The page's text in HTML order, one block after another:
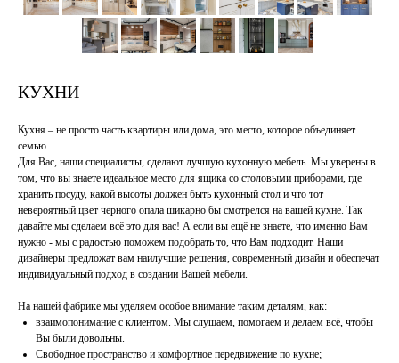
КУХНИ
Кухня – не просто часть квартиры или дома, это место, которое объединяет
семью.
Для Вас, наши специалисты, сделают лучшую кухонную мебель. Мы уверены в
том, что вы знаете идеальное место для ящика со столовыми приборами, где
хранить посуду, какой высоты должен быть кухонный стол и что тот
невероятный цвет черного опала шикарно бы смотрелся на вашей кухне. Так
давайте мы сделаем всё это для вас! А если вы ещё не знаете, что именно Вам
нужно - мы с радостью поможем подобрать то, что Вам подходит. Наши
дизайнеры предложат вам наилучшие решения, современный дизайн и обеспечат
индивидуальный подход в создании Вашей мебели.
На нашей фабрике мы уделяем особое внимание таким деталям, как:
взаимопонимание с клиентом. Мы слушаем, помогаем и делаем всё, чтобы
Вы были довольны.
Свободное пространство и комфортное передвижение по кухне;